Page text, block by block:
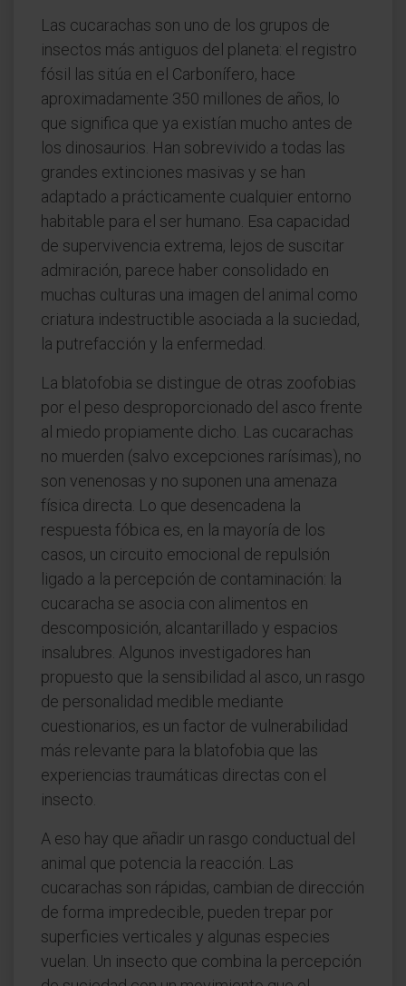
Las cucarachas son uno de los grupos de
insectos más antiguos del planeta: el registro
fósil las sitúa en el Carbonífero, hace
aproximadamente 350 millones de años, lo
que significa que ya existían mucho antes de
los dinosaurios. Han sobrevivido a todas las
grandes extinciones masivas y se han
adaptado a prácticamente cualquier entorno
habitable para el ser humano. Esa capacidad
de supervivencia extrema, lejos de suscitar
admiración, parece haber consolidado en
muchas culturas una imagen del animal como
criatura indestructible asociada a la suciedad,
la putrefacción y la enfermedad.
La blatofobia se distingue de otras zoofobias
por el peso desproporcionado del asco frente
al miedo propiamente dicho. Las cucarachas
no muerden (salvo excepciones rarísimas), no
son venenosas y no suponen una amenaza
física directa. Lo que desencadena la
respuesta fóbica es, en la mayoría de los
casos, un circuito emocional de repulsión
ligado a la percepción de contaminación: la
cucaracha se asocia con alimentos en
descomposición, alcantarillado y espacios
insalubres. Algunos investigadores han
propuesto que la sensibilidad al asco, un rasgo
de personalidad medible mediante
cuestionarios, es un factor de vulnerabilidad
más relevante para la blatofobia que las
experiencias traumáticas directas con el
insecto.
A eso hay que añadir un rasgo conductual del
animal que potencia la reacción. Las
cucarachas son rápidas, cambian de dirección
de forma impredecible, pueden trepar por
superficies verticales y algunas especies
vuelan. Un insecto que combina la percepción